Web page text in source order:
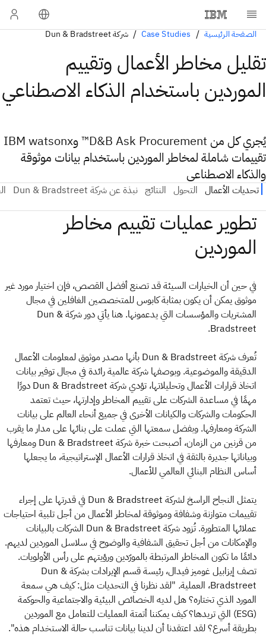
الصفحة الرئيسية Case Studies شركة Dun & Bradstreet
تقليل مخاطر الأعمال وتقييم
الموردين باستخدام الذكاء الاصطناعي
يُجري كل من D&B Ask Procurement™ وIBM watsonx
تقييمات شاملة لمخاطر الموردين باستخدام بيانات موثوقة
والذكاء الاصطناعي
في حين أن الخيارات السيئة قد تصنع أفضل القصص، فإن اختيار مورد غير
موثوق يمكن أن يكون بمثابة كابوس للمتخصصين الغافلين في مجال
المشتريات والمؤسسات التي يدعمونها. هنا يأتي دور شركة Dun &
Bradstreet.
تُعرف شركة Dun & Bradstreet بأنها مصدر موثوق لمعلومات الأعمال
الدقيقة والموضوعية. وبوصفها شركة عالمية رائدة في مجال توفير بيانات
اتخاذ قرارات الأعمال وتحليلاتها، تؤدي شركة Dun & Bradstreet دورًا
مهمًا في مساعدة الشركات على تقييم المخاطر وإدارتها، حيث تعتمد
الحكومات والشركات والكيانات الأخرى في جميع أنحاء العالم على بيانات
الشركة ومعارفها. وبفضل سمعتها التي عملت على بنائها على مدار ما يقرب
من قرنين من الزمان، أصبحت خبرة شركة Dun & Bradstreet ومعارفها
وبياناتها جديرة بالثقة في اتخاذ قرارات الأعمال الإستراتيجية، ما يجعلها
أساس النظام البنائي العالمي للأعمال.
يتمثل النجاح الراسخ لشركة Dun & Bradstreet في قدرتها على إجراء
تقييمات متوازنة وشفافة وموثوقة لمخاطر الأعمال من أجل تلبية احتياجات
عملائها المتطورة. تُزود شركة Dun & Bradstreet الشركات بالبيانات
والإمكانات من أجل تحقيق الشفافية والوضوح في سلاسل الموردين لديهم.
دائمًا ما تكون المخاطر المرتبطة بالمورّدين ورؤيتهم على رأس الأولويات.
تصف إيزابيل غوميز فيدال، رئيسة قسم الإيرادات بشركة Dun &
Bradstreet، العملية
. "لقد نظرنا في التحديات مثل: كيف هي سمعة
المورد الذي تختاره؟ هل لديه الخصائص البيئية والاجتماعية والحوكمة
(ESG) التي تريدها؟ كيف يمكننا أتمتة العمليات للتعامل مع الموردين
بطريقة أسرع؟ لقد اعتقدنا أن لدينا بيانات تناسب حالة الاستخدام هذه".